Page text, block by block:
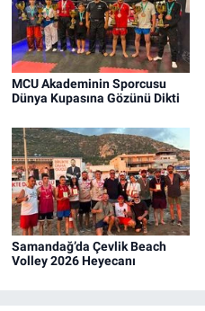
MCU Akademinin Sporcusu
Dünya Kupasına Gözünü Dikti
Samandağ’da Çevlik Beach
Volley 2026 Heyecanı